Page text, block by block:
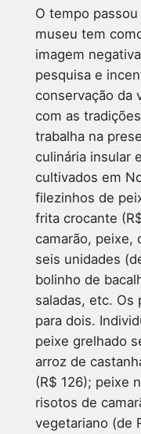
O tempo
museu tem
imagem
pesquisa e
conservação da
com as
trabalha na
culinária insular
cultivados em
filezinhos de
frita crocante
camarão, peixe,
seis unidades
bolinho de
saladas, etc. Os
para dois.
peixe grelhado
arroz de
(R$ 126); peixe
risotos de
vegetariano (de